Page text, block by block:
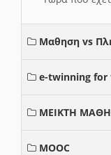
Μαθηση vs
e-twinning for
ΜΕΙΚΤΗ
MOOC